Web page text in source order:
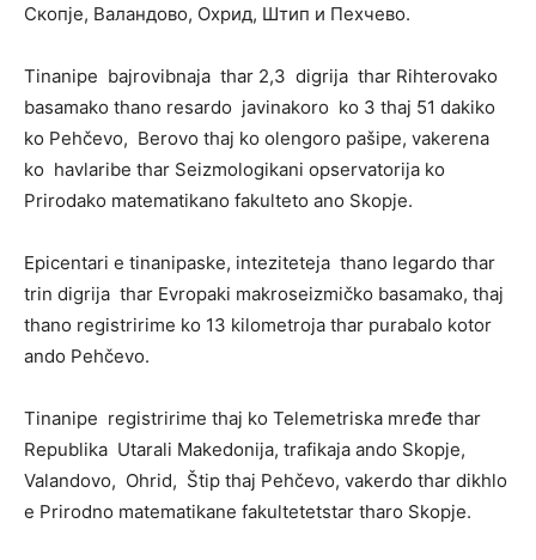
Скопје, Валандово, Охрид, Штип и Пехчево.
Tinanipe bajrovibnaja thar 2,3 digrija thar Rihterovako
basamako thano resardo javinakoro ko 3 thaj 51 dakiko
ko Pehčevo, Berovo thaj ko olengoro pašipe, vakerena
ko havlaribe thar Seizmologikani opservatorija ko
Prirodako matematikano fakulteto ano Skopje.
Epicentari e tinanipaske, inteziteteja thano legardo thar
trin digrija thar Evropaki makroseizmičko basamako, thaj
thano registririme ko 13 kilometroja thar purabalo kotor
ando Pehčevo.
Tinanipe registririme thaj ko Telemetriska mređe thar
Republika Utarali Makedonija, trafikaja ando Skopje,
Valandovo, Ohrid, Štip thaj Pehčevo, vakerdo thar dikhlo
e Prirodno matematikane fakultetetstar tharo Skopje.